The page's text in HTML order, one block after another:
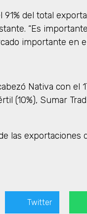
del total
“Es
importante en el
Nativa con el
(10%), Sumar
las exportaciones
Twitter